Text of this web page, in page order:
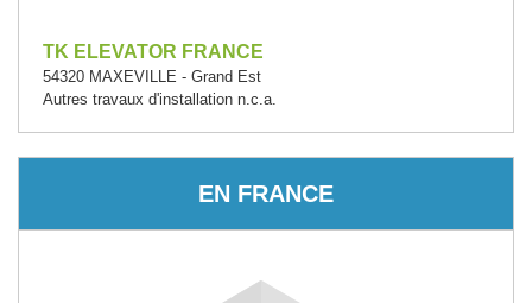
TK ELEVATOR FRANCE
54320 MAXEVILLE - Grand Est
Autres travaux d'installation n.c.a.
EN FRANCE